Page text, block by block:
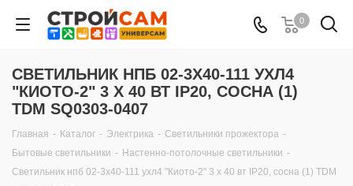
0
СВЕТИЛЬНИК НПБ 02-3Х40-111 УХЛ4
"КИОТО-2" 3 Х 40 ВТ IP20, СОСНА (1)
TDM SQ0303-0407
Главная - Каталог - Электрика - Светильники прожектора -
Бытовые светильники - Настенно-потолочные светильники -
Светильник нпб 02-3х40-111 ухл4 "Киото-2" 3 х 40 вт IP20, сосна (1) TDM